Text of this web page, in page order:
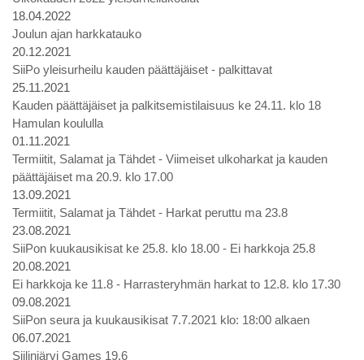
18.04.2022
Joulun ajan harkkatauko
20.12.2021
SiiPo yleisurheilu kauden päättäjäiset - palkittavat
25.11.2021
Kauden päättäjäiset ja palkitsemistilaisuus ke 24.11. klo 18
Hamulan koululla
01.11.2021
Termiitit, Salamat ja Tähdet - Viimeiset ulkoharkat ja kauden
päättäjäiset ma 20.9. klo 17.00
13.09.2021
Termiitit, Salamat ja Tähdet - Harkat peruttu ma 23.8
23.08.2021
SiiPon kuukausikisat ke 25.8. klo 18.00 - Ei harkkoja 25.8
20.08.2021
Ei harkkoja ke 11.8 - Harrasteryhmän harkat to 12.8. klo 17.30
09.08.2021
SiiPon seura ja kuukausikisat 7.7.2021 klo: 18:00 alkaen
06.07.2021
Siilinjärvi Games 19.6